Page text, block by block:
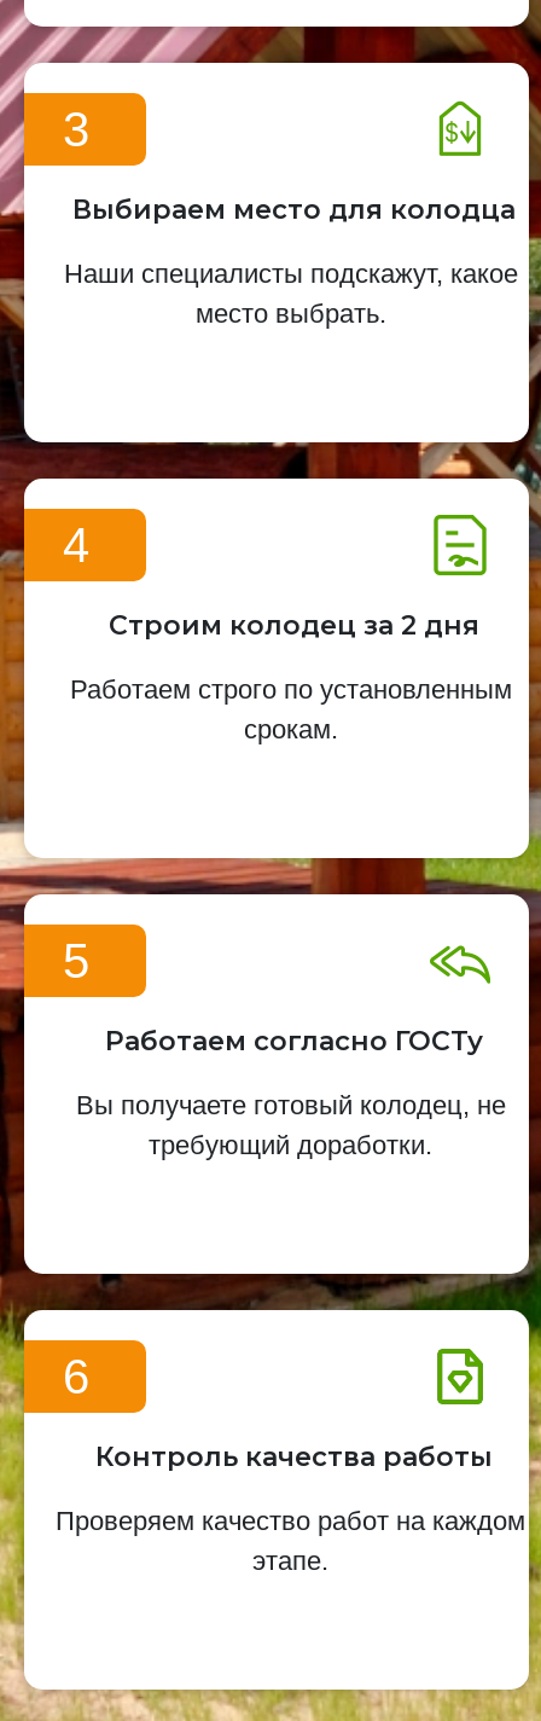
3
Выбираем место для колодца
Наши специалисты подскажут, какое
место выбрать.
4
Строим колодец за 2 дня
Работаем строго по установленным
срокам.
5
Работаем согласно ГОСТу
Вы получаете готовый колодец, не
требующий доработки.
6
Контроль качества работы
Проверяем качество работ на каждом
этапе.